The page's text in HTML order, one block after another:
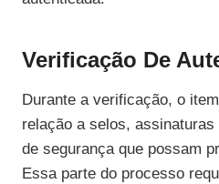
Verificação De
Durante a verificação, o
relação a selos,
de segurança que possam
Essa parte do processo